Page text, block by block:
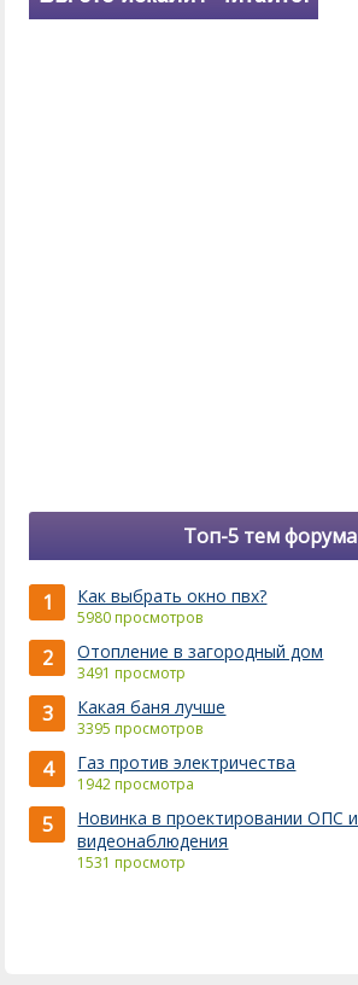
Топ-5 тем форума
1 Как выбрать окно пвх?
5980 просмотров
2 Отопление в загородный дом
3491 просмотр
3 Какая баня лучше
3395 просмотров
4 Газ против электричества
1942 просмотра
5
Новинка в проектировании ОПС и
видеонаблюдения
1531 просмотр